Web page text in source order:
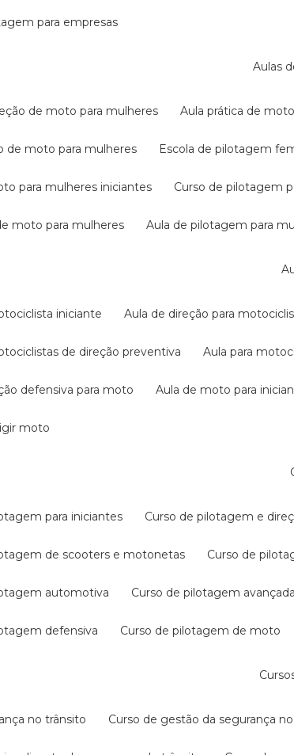
para empresas
aulas
de moto para mulheres aula prática de
de moto para mulheres escola de pilotagem
para mulheres iniciantes curso de pilotagem
moto para mulheres aula de pilotagem para
iniciante aula de direção para
de direção preventiva aula para
defensiva para moto aula de moto para
moto
para iniciantes curso de pilotagem e
de scooters e motonetas curso de
automotiva curso de pilotagem avançada
defensiva curso de pilotagem de moto
no trânsito curso de gestão da segurança